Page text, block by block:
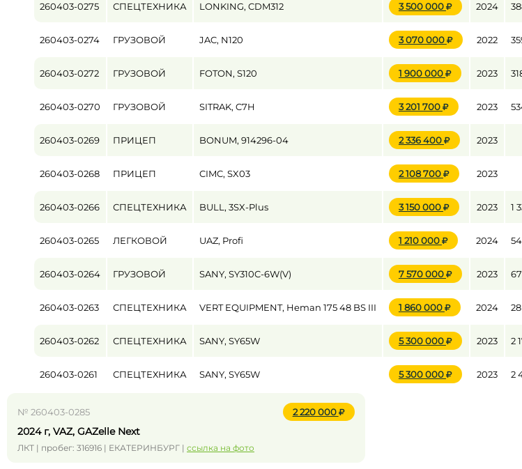
260403-0275 СПЕЦТЕХНИКА LONKING, CDM312 3 500 000 2024
260403-0274 ГРУЗОВОЙ JAC, N120 3 070 000 2022
260403-0272 ГРУЗОВОЙ FOTON, S120 1 900 000 2023
260403-0270 ГРУЗОВОЙ SITRAK, C7H 3 201 700 2023
260403-0269 ПРИЦЕП BONUM, 914296-04 2 336 400 2023
260403-0268 ПРИЦЕП CIMC, SX03 2 108 700 2023
260403-0266 СПЕЦТЕХНИКА BULL, 3SX-Plus 3 150 000 2023 1
260403-0265 ЛЕГКОВОЙ UAZ, Profi 1 210 000 2024
260403-0264 ГРУЗОВОЙ SANY, SY310C-6W(V) 7 570 000 2023
260403-0263 СПЕЦТЕХНИКА VERT EQUIPMENT, Heman 175 48 BS III 1 860 000 2024 28
260403-0262 СПЕЦТЕХНИКА SANY, SY65W 5 300 000 2023 2
260403-0261 СПЕЦТЕХНИКА SANY, SY65W 5 300 000 2023 2
№ 260403-0285 2 220 000
2024 г, VAZ, GAZelle Next
ЛКТ | пробег: 316916 | ЕКАТЕРИНБУРГ | ссылка на фото